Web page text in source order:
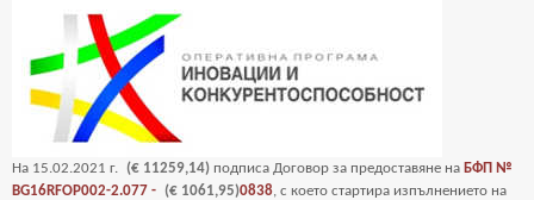
На 15.02.2021 г. (€ 11259,14) подписа Договор за предоставяне на БФП №
BG16RFOP002-2.077 - (€ 1061,95)0838, с което стартира изпълнението на